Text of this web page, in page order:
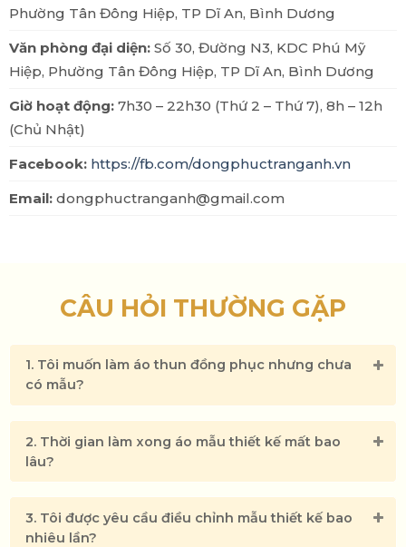
Phường Tân Đông Hiệp, TP Dĩ An, Bình Dương
Văn phòng đại diện: Số 30, Đường N3, KDC Phú Mỹ
Hiệp, Phường Tân Đông Hiệp, TP Dĩ An, Bình Dương
Giờ hoạt động: 7h30 – 22h30 (Thứ 2 – Thứ 7), 8h – 12h
(Chủ Nhật)
Facebook: https://fb.com/dongphuctranganh.vn
Email: dongphuctranganh@gmail.com
CÂU HỎI THƯỜNG GẶP
1. Tôi muốn làm áo thun đồng phục nhưng chưa
có mẫu?
2. Thời gian làm xong áo mẫu thiết kế mất bao
lâu?
3. Tôi được yêu cầu điều chỉnh mẫu thiết kế bao
nhiêu lần?